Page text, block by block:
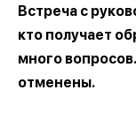
Встреча с
кто получает
много
отменены.